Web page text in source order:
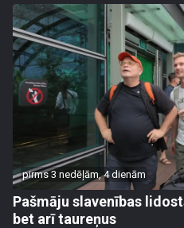
pirms 3 nedēļām, 4 dienām
Pašmāju slavenības
bet arī taureņus